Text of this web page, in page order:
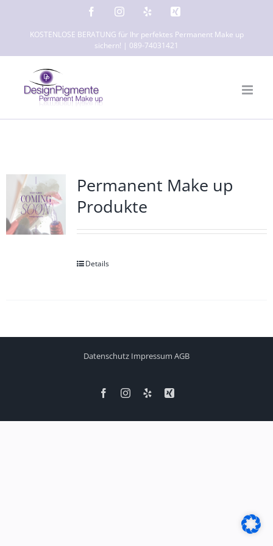
FacebookInstagram
KOSTENLOSE BERATUNG für Ihr perfektes Permanent Make up
sichern! | 089-74031421
Permanent Make up
Produkte
Details
Datenschutz Impressum AGB
FacebookInstagram
Yelp Xing